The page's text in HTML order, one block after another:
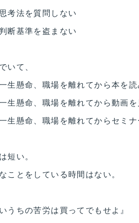
考法を質問しない
断基準を盗まない
いて、
生懸命、職場を離れてから本を読
生懸命、職場を離れてから動画を
生懸命、職場を離れてからセミ
短い。
ことをしている時間はない。
いうちの苦労は買ってでもせよ』